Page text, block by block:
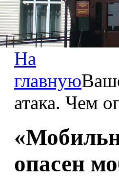
На
главную
атака. Чем
опасен